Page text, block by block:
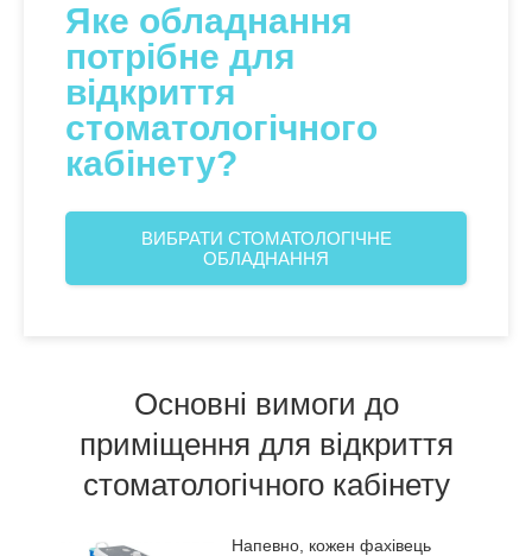
Яке обладнання
потрібне для
відкриття
стоматологічного
кабінету?
ВИБРАТИ СТОМАТОЛОГІЧНЕ
ОБЛАДНАННЯ
Основні вимоги до
приміщення для відкриття
стоматологічного кабінету
Напевно, кожен фахівець